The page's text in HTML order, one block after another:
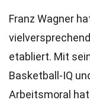
Franz Wagner
etabliert. Mit
Basketball-IQ
Arbeitsmoral